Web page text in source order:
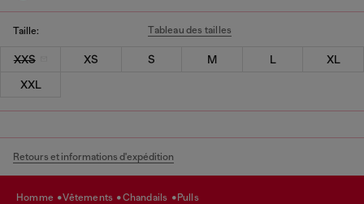
Taille: Tableau des tailles
XXS XS S M L
XL
XXL
Retours et informations d'expédition
homme vêtements chandails pulls